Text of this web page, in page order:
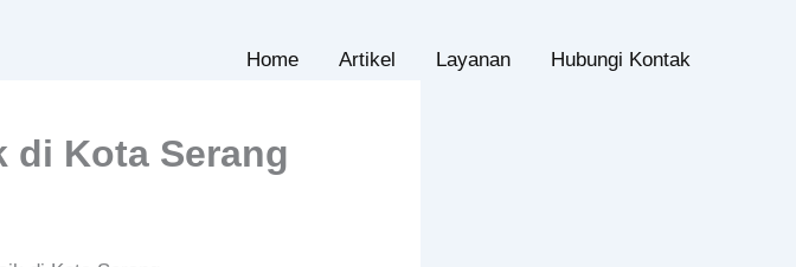
Home Artikel Layanan Hubungi Kontak
di Kota Serang